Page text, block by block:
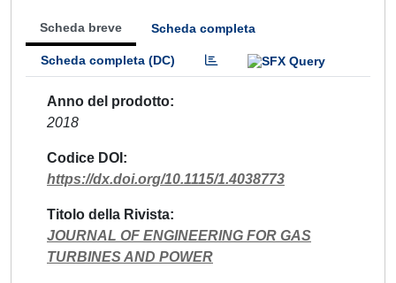
Scheda breve Scheda completa
Scheda completa (DC)
Anno del prodotto
2018
Codice DOI
https://dx.doi.org/10.1115/1.4038773
Titolo della Rivista
JOURNAL OF ENGINEERING FOR GAS
TURBINES AND POWER